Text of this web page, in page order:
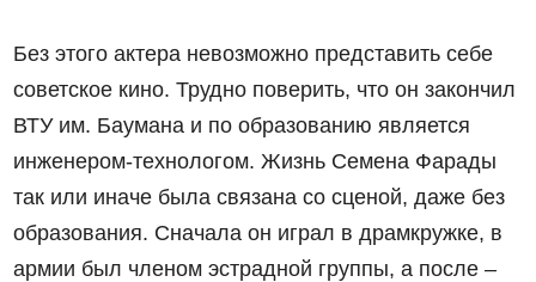
Без этого актера невозможно представить себе
советское кино. Трудно поверить, что он закончил
ВТУ им. Баумана и по образованию является
инженером-технологом. Жизнь Семена Фарады
так или иначе была связана со сценой, даже без
образования. Сначала он играл в драмкружке, в
армии был членом эстрадной группы, а после –